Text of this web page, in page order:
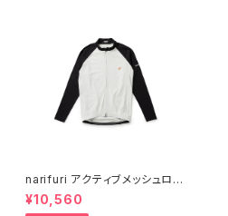
narifuri アクティブメッシュロン
グスリーブサイクルジャージ （
NF1158 ）
¥10,560